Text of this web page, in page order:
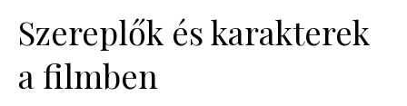
Szereplők és karakterek
a filmben